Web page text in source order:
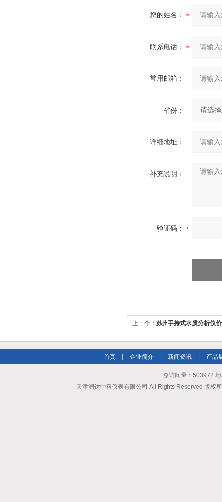
您的姓名：
联系电话：
常用邮箱：
省份：
详细地址：
补充说明：
验证码：
上一个： 苏州手持式水质分析仪
首页 企业简介 新闻资讯 产品
总访问量：503972
天津润达中科仪表有限公司 All Rights Reserved 版权